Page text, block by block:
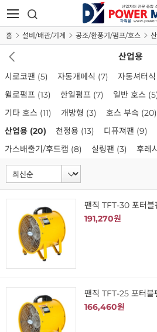
홈 설비/배관/기계 공조/환풍기/펌프/호스
산업용
시로코팬 (5) 자동개폐식 (7) 자동셔터식
윌로펌프 (13) 한일펌프 (7) 일반 호스 (5)
기타 호스 (11) 개방형 (3) 호스 부속 (20)
산업용 (20) 천정용 (13) 디퓨져팬 (9)
가스배출기/후드캡 (8) 실링팬 (3) 후레
팬직 TFT-30 포터
191,270원
팬직 TFT-25 포터
166,460원